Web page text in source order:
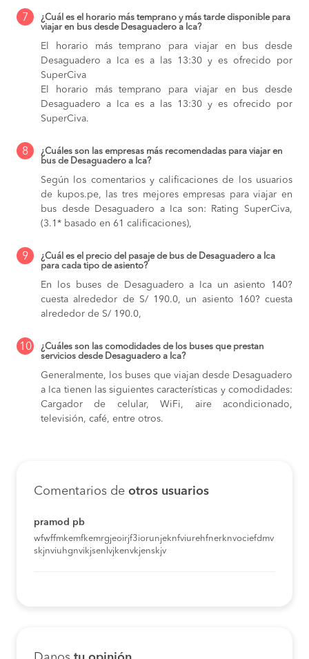
7
¿Cuál es el horario más temprano y más tarde disponible para
viajar en bus desde Desaguadero a Ica?
El horario más temprano para viajar en bus desde
Desaguadero a Ica es a las 13:30 y es ofrecido por
SuperCiva
El horario más temprano para viajar en bus desde
Desaguadero a Ica es a las 13:30 y es ofrecido por
SuperCiva.
8
¿Cuáles son las empresas más recomendadas para viajar en
bus de Desaguadero a Ica?
Según los comentarios y calificaciones de los usuarios
de kupos.pe, las tres mejores empresas para viajar en
bus desde Desaguadero a Ica son: Rating SuperCiva,
(3.1* basado en 61 calificaciones),
9
¿Cuál es el precio del pasaje de bus de Desaguadero a Ica
para cada tipo de asiento?
En los buses de Desaguadero a Ica un asiento 140?
cuesta alrededor de S/ 190.0, un asiento 160? cuesta
alrededor de S/ 190.0,
10
¿Cuáles son las comodidades de los buses que prestan
servicios desde Desaguadero a Ica?
Generalmente, los buses que viajan desde Desaguadero
a Ica tienen las siguientes características y comodidades:
Cargador de celular, WiFi, aire acondicionado,
televisión, café, entre otros.
Comentarios de otros usuarios
pramod pb
wfwffmkemfkemrgjeoirjf3iorunjeknfviurehfnerknvociefdmv
skjnviuhgnvikjsenlvjkenvkjenskjv